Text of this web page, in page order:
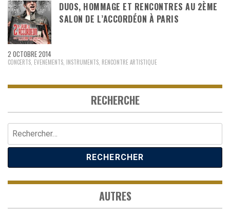
DUOS, HOMMAGE ET RENCONTRES AU 2ÈME
SALON DE L’ACCORDÉON À PARIS
2 OCTOBRE 2014
CONCERTS, EVENEMENTS, INSTRUMENTS, RENCONTRE ARTISTIQUE
RECHERCHE
Rechercher :
AUTRES